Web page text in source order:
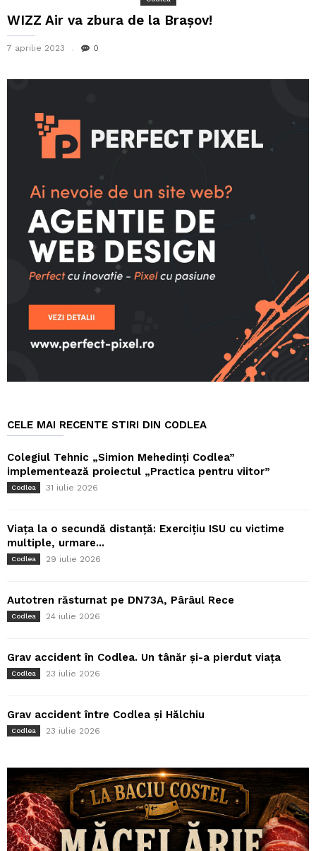
WIZZ Air va zbura de la Braşov!
7 aprilie 2023 0
CELE MAI RECENTE STIRI DIN CODLEA
Colegiul Tehnic „Simion Mehedinți Codlea”
implementează proiectul „Practica pentru viitor”
Codlea 31 iulie 2026
Viața la o secundă distanță: Exercițiu ISU cu victime
multiple, urmare...
Codlea 29 iulie 2026
Autotren răsturnat pe DN73A, Pârâul Rece
Codlea 24 iulie 2026
Grav accident în Codlea. Un tânăr și-a pierdut viața
Codlea 23 iulie 2026
Grav accident între Codlea și Hălchiu
Codlea 23 iulie 2026